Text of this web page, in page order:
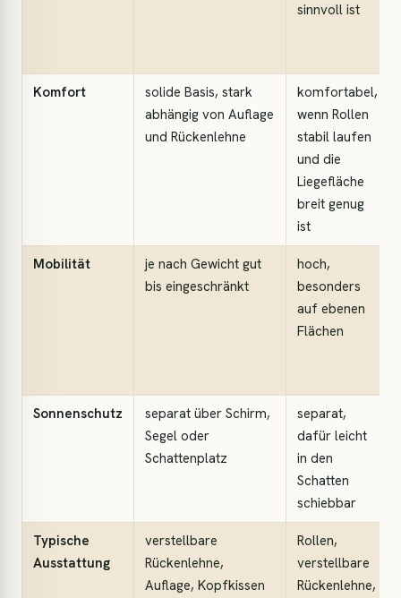
sinnvoll ist
Komfort
solide Basis, stark
abhängig von Auflage
und Rückenlehne
komfortabel,
wenn Rollen
stabil laufen
und die
Liegefläche
breit genug
ist
Mobilität
je nach Gewicht gut
bis eingeschränkt
hoch,
besonders
auf ebenen
Flächen
Sonnenschutz
separat über Schirm,
Segel oder
Schattenplatz
separat,
dafür leicht
in den
Schatten
schiebbar
Typische
Ausstattung
verstellbare
Rückenlehne,
Auflage, Kopfkissen
Rollen,
verstellbare
Rückenlehne,